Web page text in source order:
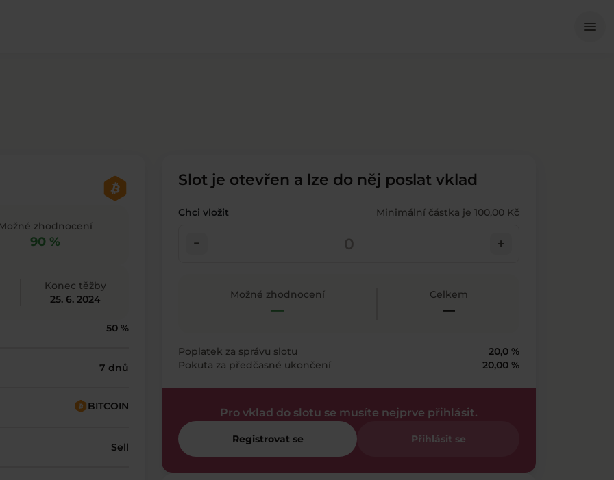
menu
Možné zhodnocení
90 %
Konec těžby
25. 6. 2024
50 %
7 dnů
BITCOIN
Sell
Slot je otevřen a lze do něj poslat vklad
Chci vložit Minimální částka je 100,00 Kč
check_indeterminate_small add
Možné zhodnocení
—
Celkem
—
Poplatek za správu slotu
20,0 %
Pokuta za předčasné ukončení
20,00 %
Pro vklad do slotu se musíte nejprve přihlásit.
Registrovat se Přihlásit se